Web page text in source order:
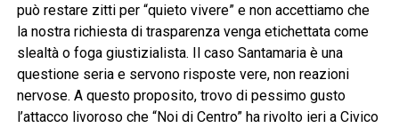
può restare zitti per “quieto vivere” e non accettiamo che
la nostra richiesta di trasparenza venga etichettata come
slealtà o foga giustizialista. Il caso Santamaria è una
questione seria e servono risposte vere, non reazioni
nervose. A questo proposito, trovo di pessimo gusto
l’attacco livoroso che “Noi di Centro” ha rivolto ieri a Civico